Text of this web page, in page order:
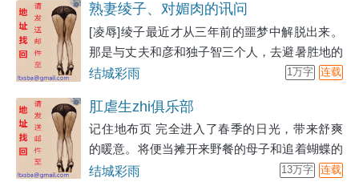
生过这样的事情，里香
熟妻绫子、对媚肉的讯问
[凌辱]绫子最近才从三年前的噩梦中解脱出来。
那是与丈夫和彦和独子智三个人，去避暑胜地的
轻井泽游玩时的事。深夜被暴徒们闯入一家三口
暴徒，是以会田为首，因为被和彦揭发了不正当
行为，而被公司解雇处分的原同事三人。他们对
熟睡的和彦施以一击，至其昏厥，又以爱子智为
人质，进而对绫子施加淫虐不堪的责备，给予了
结城彩雨 连载
1万字
肛虐生zhi俱乐部
记住地布页 完全进入了春季的日光，带来舒爽
的暖意。将便当摊开来野餐的母子和追着蝴蝶的
孩子们，素描公园里景色的老人，还有在阳光下
结城彩雨 连载
13万字